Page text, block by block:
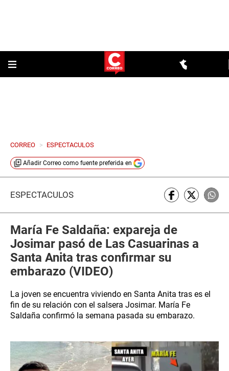
CORREO > ESPECTACULOS
Añadir Correo como fuente preferida en
ESPECTÁCULOS
María Fe Saldaña: expareja de
Josimar pasó de Las Casuarinas a
Santa Anita tras confirmar su
embarazo (VIDEO)
La joven se encuentra viviendo en Santa Anita tras es el
fin de su relación con el salsera Josimar. María Fe
Saldaña confirmó la semana pasada su embarazo.